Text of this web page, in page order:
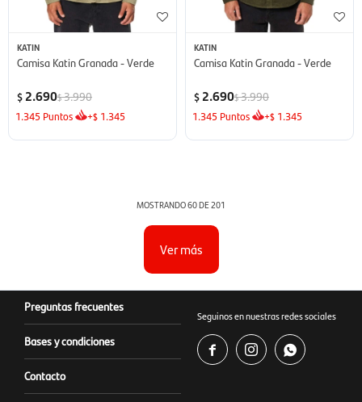
KATIN
Camisa Katin Granada - Verde
$ 2.690$3.990
1.345 Puntos +$ 1.345
KATIN
Camisa Katin Granada - Verde
$ 2.690$3.990
1.345 Puntos +$ 1.345
MOSTRANDO60DE201
Ver más
Preguntas frecuentes
Bases y condiciones
Contacto
Seguinos en nuestras redes sociales
  